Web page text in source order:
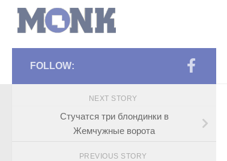
FOLLOW:
NEXT STORY
Стучатся три блондинки в
Жемчужные ворота
PREVIOUS STORY